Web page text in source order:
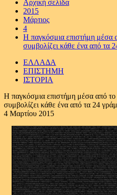
Αρχική σελίδα
2015
Μάρτιος
4
Η παγκόσμια επιστήμη μέσα
συμβολίζει κάθε ένα από τα
ΕΛΛΑΔΑ
ΕΠΙΣΤΗΜΗ
ΙΣΤΟΡΙΑ
Η παγκόσμια επιστήμη μέσα από το
συμβολίζει κάθε ένα από τα 24
4 Μαρτίου 2015